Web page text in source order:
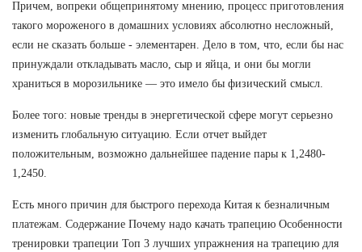
Причем, вопреки общепринятому мнению, процесс приготовления
такого мороженого в домашних условиях абсолютно несложный,
если не сказать больше - элементарен. Дело в том, что, если бы нас
принуждали откладывать масло, сыр и яйца, и они бы могли
храниться в морозильнике — это имело бы физический смысл.
Более того: новые тренды в энергетической сфере могут серьезно
изменить глобальную ситуацию. Если отчет выйдет
положительным, возможно дальнейшее падение пары к 1,2480-
1,2450.
Есть много причин для быстрого перехода Китая к безналичным
платежам. Содержание Почему надо качать трапецию Особенности
тренировки трапеции Топ 3 лучших упражнения на трапецию для